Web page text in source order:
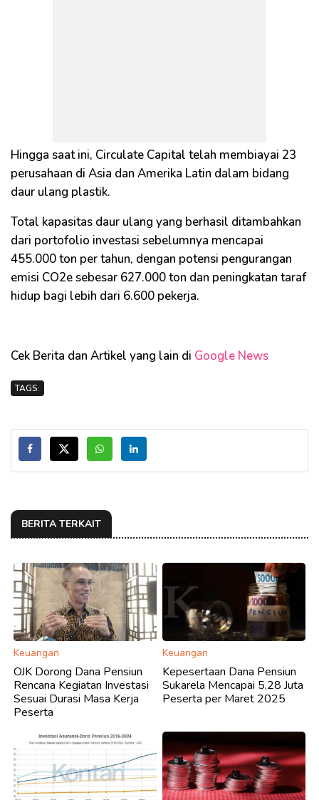
Hingga saat ini, Circulate Capital telah membiayai 23
perusahaan di Asia dan Amerika Latin dalam bidang
daur ulang plastik.
Total kapasitas daur ulang yang berhasil ditambahkan
dari portofolio investasi sebelumnya mencapai
455.000 ton per tahun, dengan potensi pengurangan
emisi CO2e sebesar 627.000 ton dan peningkatan taraf
hidup bagi lebih dari 6.600 pekerja.
Cek Berita dan Artikel yang lain di Google News
TAGS:
BERITA TERKAIT
Keuangan
OJK Dorong Dana Pensiun
Rencana Kegiatan Investasi
Sesuai Durasi Masa Kerja
Peserta
Keuangan
Kepesertaan Dana Pensiun
Sukarela Mencapai 5,28 Juta
Peserta per Maret 2025